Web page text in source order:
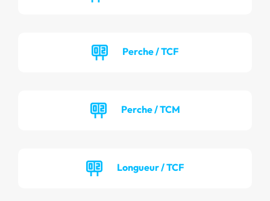
Perche / TCF
Perche / TCM
Longueur / TCF